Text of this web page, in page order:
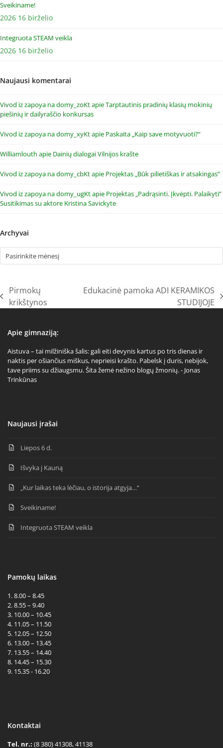
Sveikiname!
2026 16 birželio
Integruota STEAM veikla
2026 16 birželio
Naujausi komentarai
Vivod iz zapoya na domy_zoKtapieTarptautinis pradinių klasių mokinių
piešinių ir dailyraščio konkursas
Vivod iz zapoya na domy_xyKtapie Paskaita „Kaip save motyvuoti?“
Williamlouth apie Dainių dialogai Vilnijos krašte
Vivod iz zapoya na domy_cbKtapie Projektas „Būk pilietiškas ir atsakingas”
Vivod iz zapoya na domy_ugKtapie Projektas „Padrąsinti. Įkvėpti. Palaikyti”
Susitikimas su aktore Kristina Savickyte
Archyvai
previous
Pirmokų
krikštynos
Edukacinė pamoka ADI KERAMIKOS
STUDIJOJE
Apie gimnaziją:
Aistuva – tai milžiniška šalis: gali eiti devynis kartus po tris dienas ir
naktis per ošiančius miškus, neprieisi krašto. Pabelsk į duris, nebijok,
tave priims su džiaugsmu. Šita žemė nežino blogų žmonių. - Jonas
Trinkūnas
Naujausi įrašai
Liepos 6 d.
Išvyka į Kauną
„Kur laikas teka lėčiau, o istorija atgyja…“
Sveikiname!
Integruota STEAM veikla
Pamokų laikas
1. 8.00 – 8.45
2. 8.55 – 9.40
3. 10.00 – 10.45
4. 11.05 – 11.50
5. 12.05 – 12.50
6. 13.00 – 13.45
7. 13.55 – 14.40
8. 14.45 – 15.30
9. 15.35 - 16.20
Kontaktai
Tel. nr.: (8 380) 41308, 41138